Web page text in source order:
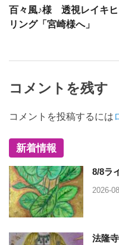
百々風♪様 透視レイキ
リング「宮崎様へ」
コメントを残す
コメントを投稿するには
新着情報
8/8ラ
2026-
法隆